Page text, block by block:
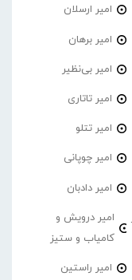
امیر ارسلان
امیر برهان
امیر بی‌نظیر
امیر تاتاری
امیر تتلو
امیر چوپانی
امیر دادبان
امیر درویش و
کامیاب و ستیز
امیر راستین